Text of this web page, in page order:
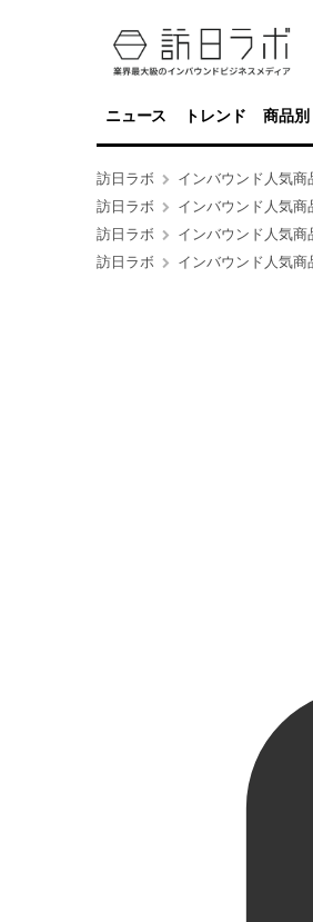
ニュース トレンド 商品別
訪日ラボ インバウンド人気商
訪日ラボ
インバウンド人気商
訪日ラボ
インバウンド人気商
訪日ラボ
インバウンド人気商